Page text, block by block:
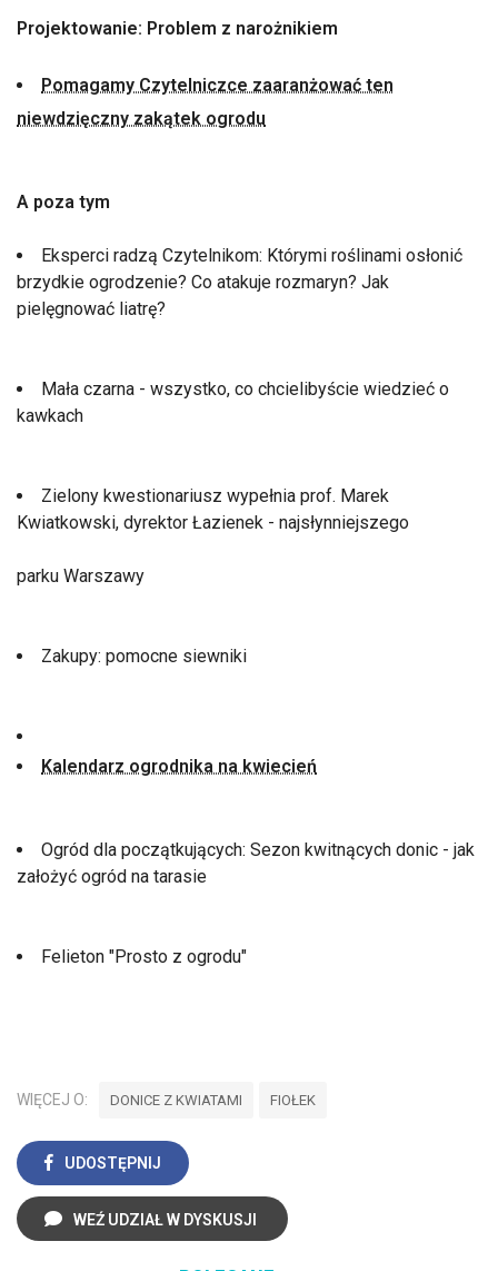
Projektowanie: Problem z narożnikiem
Pomagamy Czytelniczce zaaranżować ten
niewdzięczny zakątek ogrodu
A poza tym
Eksperci radzą Czytelnikom: Którymi roślinami osłonić
brzydkie ogrodzenie? Co atakuje rozmaryn? Jak
pielęgnować liatrę?
Mała czarna - wszystko, co chcielibyście wiedzieć o
kawkach
Zielony kwestionariusz wypełnia prof. Marek
Kwiatkowski, dyrektor Łazienek - najsłynniejszego
parku Warszawy
Zakupy: pomocne siewniki
Kalendarz ogrodnika na kwiecień
Ogród dla początkujących: Sezon kwitnących donic - jak
założyć ogród na tarasie
Felieton "Prosto z ogrodu"
WIĘCEJ O: DONICE Z KWIATAMI FIOŁEK
UDOSTĘPNIJ
WEŹ UDZIAŁ W DYSKUSJI